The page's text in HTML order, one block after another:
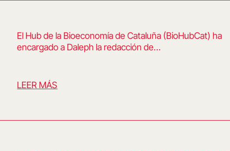
El Hub de la Bioeconomía de Cataluña (BioHubCat) ha
encargado a Daleph la redacción de…
LEER MÁS